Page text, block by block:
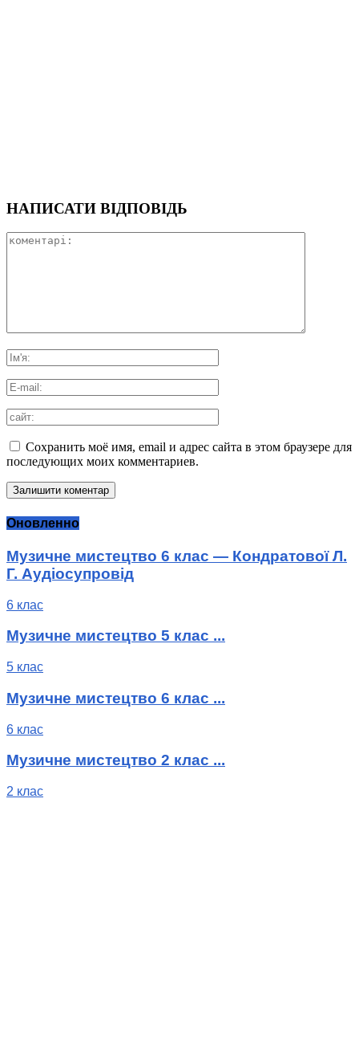
НАПИСАТИ ВІДПОВІДЬ
Сохранить моё имя, email и адрес сайта в этом браузере для
последующих моих комментариев.
Оновленно
Музичне мистецтво 6 клас — Кондратової Л.
Г. Аудіосупровід
6 клас
Музичне мистецтво 5 клас ...
5 клас
Музичне мистецтво 6 клас ...
6 клас
Музичне мистецтво 2 клас ...
2 клас